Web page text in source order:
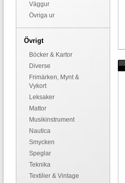
Väggur
Övriga ur
Övrigt
Böcker & Kartor
Diverse
Frimärken, Mynt &
Vykort
Leksaker
Mattor
Musikinstrument
Nautica
Smycken
Speglar
Teknika
Textilier & Vintage